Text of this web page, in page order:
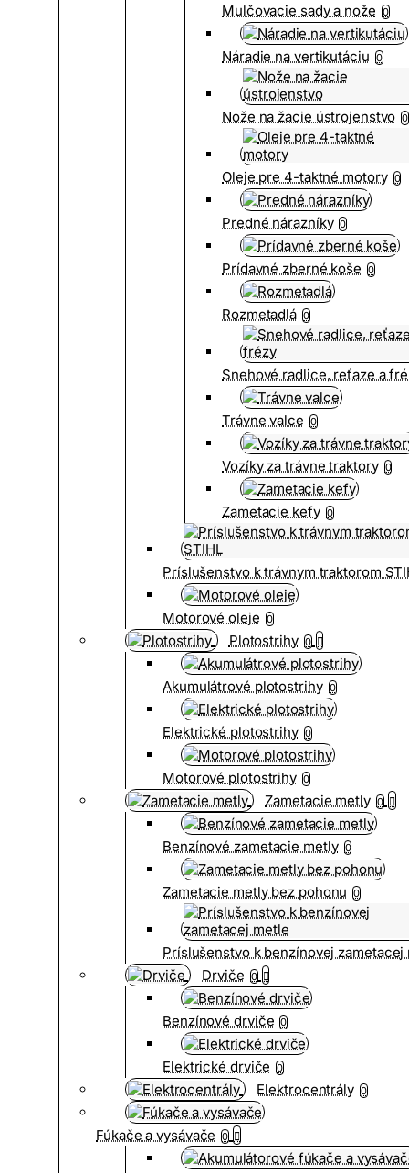
Mulčovacie sady a nože 0
Náradie na vertikutáciu 0
Nože na žacie ústrojenstvo 0
Oleje pre 4-taktné motory 0
Predné nárazníky 0
Prídavné zberné koše 0
Rozmetadlá 0
Snehové radlice, reťaze a
Trávne valce 0
Vozíky za trávne traktory 0
Zametacie kefy 0
Príslušenstvo k trávnym traktorom
Motorové oleje 0
Plotostrihy 0
Akumulátrové plotostrihy 0
Elektrické plotostrihy 0
Motorové plotostrihy 0
Zametacie metly 0
Benzínové zametacie metly 0
Zametacie metly bez pohonu 0
Príslušenstvo k benzínovej zametacej
Drviče 0
Benzínové drviče 0
Elektrické drviče 0
Elektrocentrály 0
Fúkače a vysávače 0